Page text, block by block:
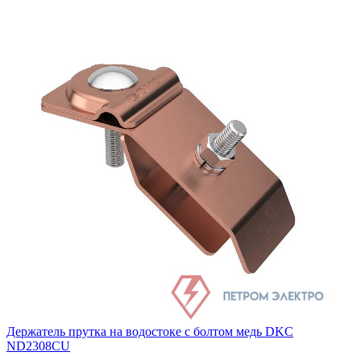
Держатель прутка на водостоке с болтом медь DKC
ND2308CU